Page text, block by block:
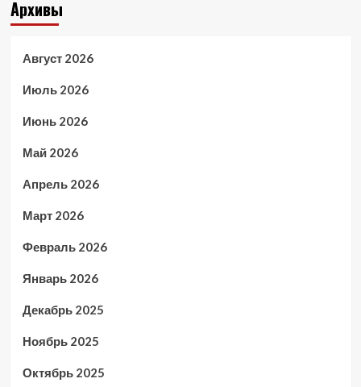
Архивы
Август 2026
Июль 2026
Июнь 2026
Май 2026
Апрель 2026
Март 2026
Февраль 2026
Январь 2026
Декабрь 2025
Ноябрь 2025
Октябрь 2025